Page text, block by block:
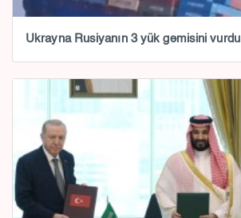
Ukrayna Rusiyanın 3 yük gəmisini vurdu